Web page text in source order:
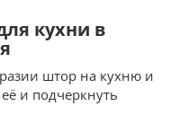
кухни в
штор на кухню и
и подчеркнуть